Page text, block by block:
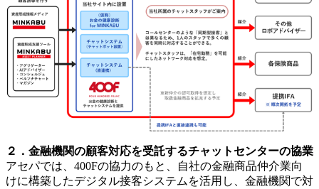
２．金融機関の顧客対応を受託するチャットセンターの協業
アセパでは、400Fの協力のもと、自社の金融商品仲介業向
けに構築したデジタル接客システムを活用し、金融機関で対